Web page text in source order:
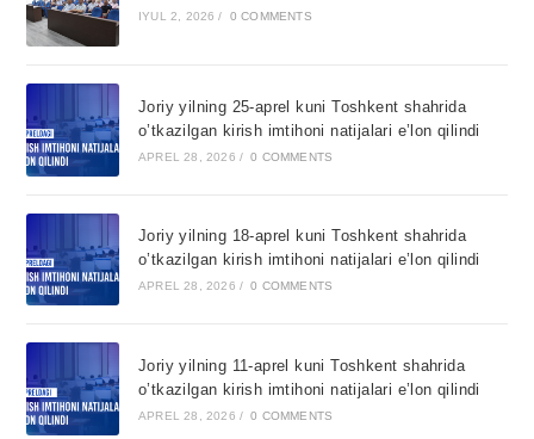
IYUL 2, 2026 / 0 COMMENTS
Joriy yilning 25-aprel kuni Toshkent shahrida
o’tkazilgan kirish imtihoni natijalari e’lon qilindi
APREL 28, 2026 / 0 COMMENTS
Joriy yilning 18-aprel kuni Toshkent shahrida
o’tkazilgan kirish imtihoni natijalari e’lon qilindi
APREL 28, 2026 / 0 COMMENTS
Joriy yilning 11-aprel kuni Toshkent shahrida
o’tkazilgan kirish imtihoni natijalari e’lon qilindi
APREL 28, 2026 / 0 COMMENTS